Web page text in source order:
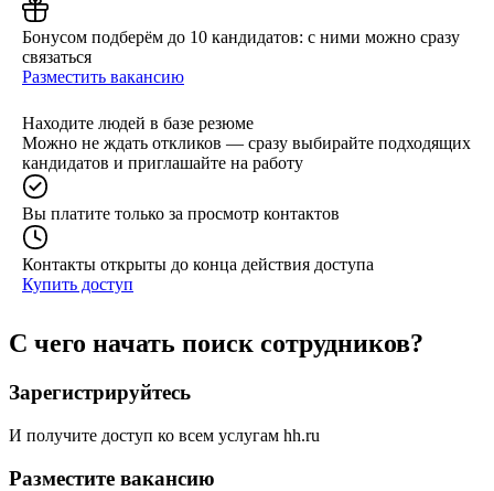
Бонусом подберём до 10 кандидатов: с ними можно сразу
связаться
Разместить вакансию
Находите людей в базе резюме
Можно не ждать откликов — сразу выбирайте подходящих
кандидатов и приглашайте на работу
Вы платите только за просмотр контактов
Контакты открыты до конца действия доступа
Купить доступ
С чего начать поиск сотрудников?
Зарегистрируйтесь
И получите доступ ко всем услугам hh.ru
Разместите вакансию